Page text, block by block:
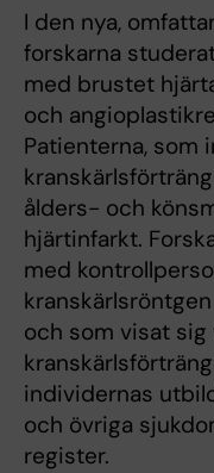
I den nya,
forskarna
med brustet
och
Patienterna, som
ålders- och
hjärtinfarkt.
med
och som visat sig
individernas
och övriga
register.